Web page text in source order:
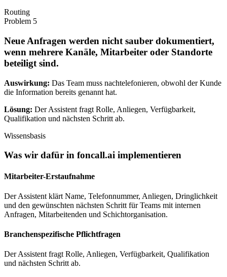
Routing
Problem 5
Neue Anfragen werden nicht sauber dokumentiert,
wenn mehrere Kanäle, Mitarbeiter oder Standorte
beteiligt sind.
Auswirkung: Das Team muss nachtelefonieren, obwohl der Kunde
die Information bereits genannt hat.
Lösung: Der Assistent fragt Rolle, Anliegen, Verfügbarkeit,
Qualifikation und nächsten Schritt ab.
Wissensbasis
Was wir dafür in foncall.ai implementieren
Mitarbeiter-Erstaufnahme
Der Assistent klärt Name, Telefonnummer, Anliegen, Dringlichkeit
und den gewünschten nächsten Schritt für Teams mit internen
Anfragen, Mitarbeitenden und Schichtorganisation.
Branchenspezifische Pflichtfragen
Der Assistent fragt Rolle, Anliegen, Verfügbarkeit, Qualifikation
und nächsten Schritt ab.